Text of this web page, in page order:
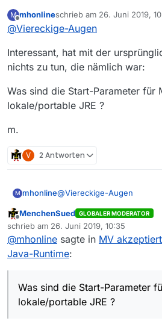
M
Offline
mhonlineschrieb am 26. Juni 2019,
zuletzt editiert von
@Viereckige-Augen
Interessant, hat mit der
nichts zu tun, die nämlich war:
Was sind die Start-Parameter für
lokale/portable JRE ?
m.
V 2 Antworten
M mhonline@Viereckige-Augen
Interessant, hat mit der
leider nichts zu tun, die
Was sind die Start-
lokale/portable JRE ?
Offline
MenchenSued GLOBALER MODERATOR
schrieb am 26. Juni 2019, 10:35
zuletzt editiert von
@mhonline sagte in MV
Java-Runtime:
Was sind die Start-Parameter
lokale/portable JRE ?